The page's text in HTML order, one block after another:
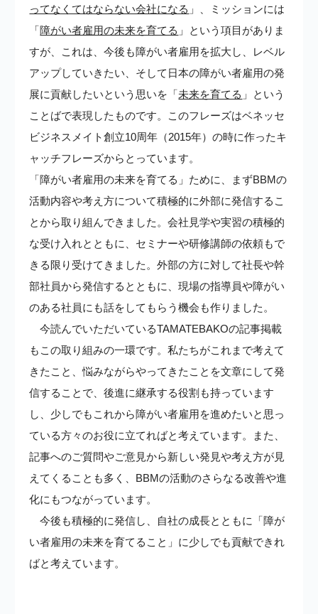
ってなくてはならない会社になる 」、ミッションには
「障がい者雇用の未来を育てる 」という項目がありま
すが、これは、今後も障がい者雇用を拡大し、レベル
アップしていきたい、そして日本の障がい者雇用の発
展に貢献したいという思いを「未来を育てる 」という
ことばで表現したものです。このフレーズはベネッセ
ビジネスメイト創立10周年（2015年）の時に作ったキ
ャッチフレーズからとっています。
「障がい者雇用の未来を育てる」ために、まずBBMの
活動内容や考え方について積極的に外部に発信するこ
とから取り組んできました。会社見学や実習の積極的
な受け入れとともに、セミナーや研修講師の依頼もで
きる限り受けてきました。外部の方に対して社長や幹
部社員から発信するとともに、現場の指導員や障がい
のある社員にも話をしてもらう機会も作りました。
今読んでいただいているTAMATEBAKOの記事掲載
もこの取り組みの一環です。私たちがこれまで考えて
きたこと、悩みながらやってきたことを文章にして発
信することで、後進に継承する役割も持っています
し、少しでもこれから障がい者雇用を進めたいと思っ
ている方々のお役に立てればと考えています。また、
記事へのご質問やご意見から新しい発見や考え方が見
えてくることも多く、BBMの活動のさらなる改善や進
化にもつながっています。
今後も積極的に発信し、自社の成長とともに「障が
い者雇用の未来を育てること」に少しでも貢献できれ
ばと考えています。